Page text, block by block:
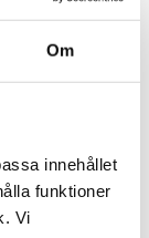
Om
innehållet
funktioner
Vi